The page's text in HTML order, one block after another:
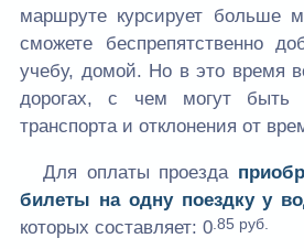
маршруте курсирует больше
сможете беспрепятственно
учебу, домой. Но в это время
дорогах, с чем могут быть
транспорта и отклонения от
Для оплаты проезда
билеты на одну поездку у
которых составляет: 0 .85 руб.